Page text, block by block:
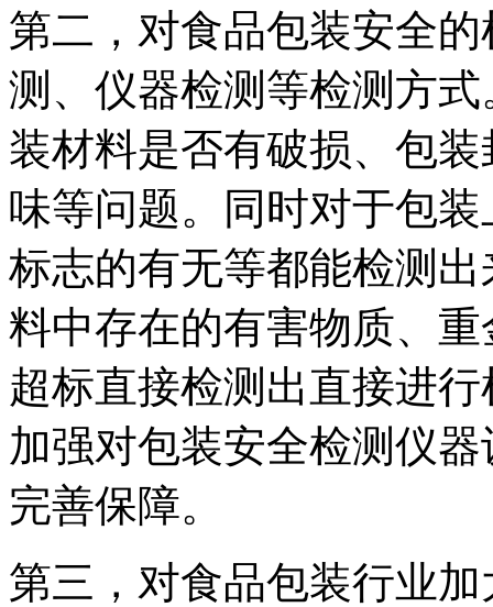
第二，对食品包装安全
测、仪器检测等检测方
装材料是否有破损、包
味等问题。同时对于包
标志的有无等都能检测
料中存在的有害物质、
超标直接检测出直接进
加强对包装安全检测仪
完善保障。
第三，对食品包装行业